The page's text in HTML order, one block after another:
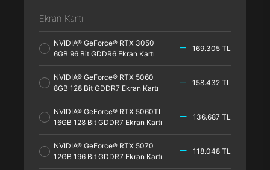
Ekran Kartı
NVIDIA® GeForce® RTX 3050
6GB 96 Bit GDDR6 Ekran Kartı
169.305 TL
NVIDIA® GeForce® RTX 5060
8GB 128 Bit GDDR7 Ekran Kartı
158.432 TL
NVIDIA® GeForce® RTX 5060TI
16GB 128 Bit GDDR7 Ekran Kartı
136.687 TL
NVIDIA® GeForce® RTX 5070
12GB 196 Bit GDDR7 Ekran Kartı
118.048 TL